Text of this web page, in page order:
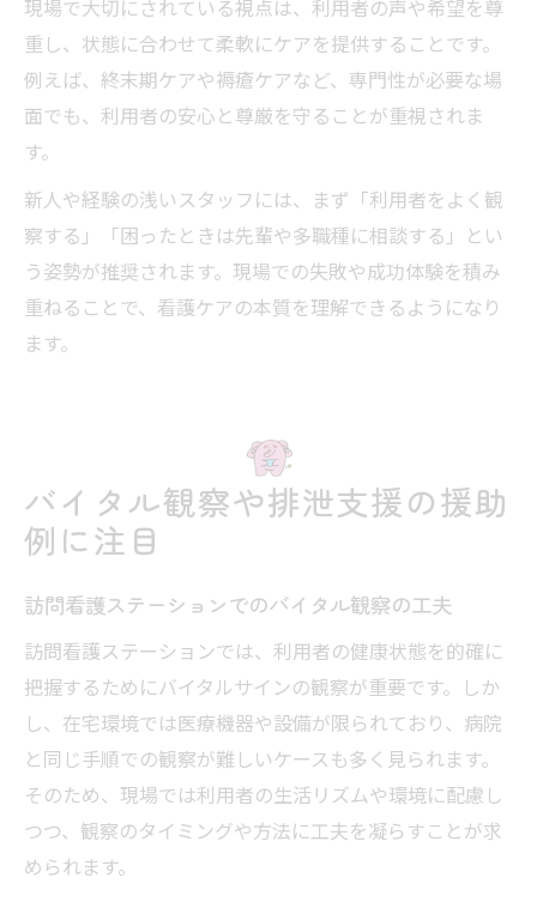
現場で大切にされている視点は、利用者の声や希望を尊
重し、状態に合わせて柔軟にケアを提供することです。
例えば、終末期ケアや褥瘡ケアなど、専門性が必要な場
面でも、利用者の安心と尊厳を守ることが重視されま
す。
新人や経験の浅いスタッフには、まず「利用者をよく観
察する」「困ったときは先輩や多職種に相談する」とい
う姿勢が推奨されます。現場での失敗や成功体験を積み
重ねることで、看護ケアの本質を理解できるようになり
ます。
バイタル観察や排泄支援の援助
例に注目
訪問看護ステーションでのバイタル観察の工夫
訪問看護ステーションでは、利用者の健康状態を的確に
把握するためにバイタルサインの観察が重要です。しか
し、在宅環境では医療機器や設備が限られており、病院
と同じ手順での観察が難しいケースも多く見られます。
そのため、現場では利用者の生活リズムや環境に配慮し
つつ、観察のタイミングや方法に工夫を凝らすことが求
められます。